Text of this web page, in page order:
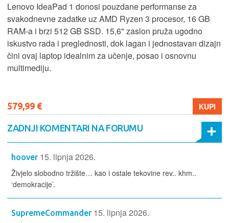
Lenovo IdeaPad 1 donosi pouzdane performanse za
svakodnevne zadatke uz AMD Ryzen 3 procesor, 16 GB
RAM-a i brzi 512 GB SSD. 15,6" zaslon pruža ugodno
iskustvo rada i preglednosti, dok lagan i jednostavan dizajn
čini ovaj laptop idealnim za učenje, posao i osnovnu
multimediju.
579,99 € KUPI
ZADNJI KOMENTARI NA FORUMU
hoover 15. lipnja 2026.
Živjelo slobodno tržište… kao i ostale tekovine rev.. khm..
‘demokracije’.
SupremeCommander 15. lipnja 2026.